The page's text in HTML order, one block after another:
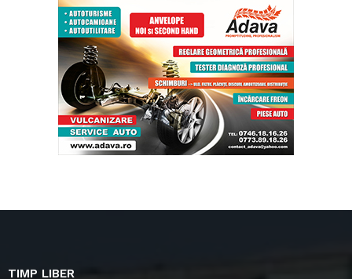
TIMP LIBER